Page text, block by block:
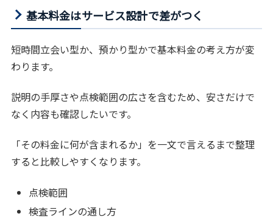
基本料金はサービス設計で差がつく
短時間立会い型か、預かり型かで基本料金の考え方が変
わります。
説明の手厚さや点検範囲の広さを含むため、安さだけで
なく内容も確認したいです。
「その料金に何が含まれるか」を一文で言えるまで整理
すると比較しやすくなります。
点検範囲
検査ラインの通し方